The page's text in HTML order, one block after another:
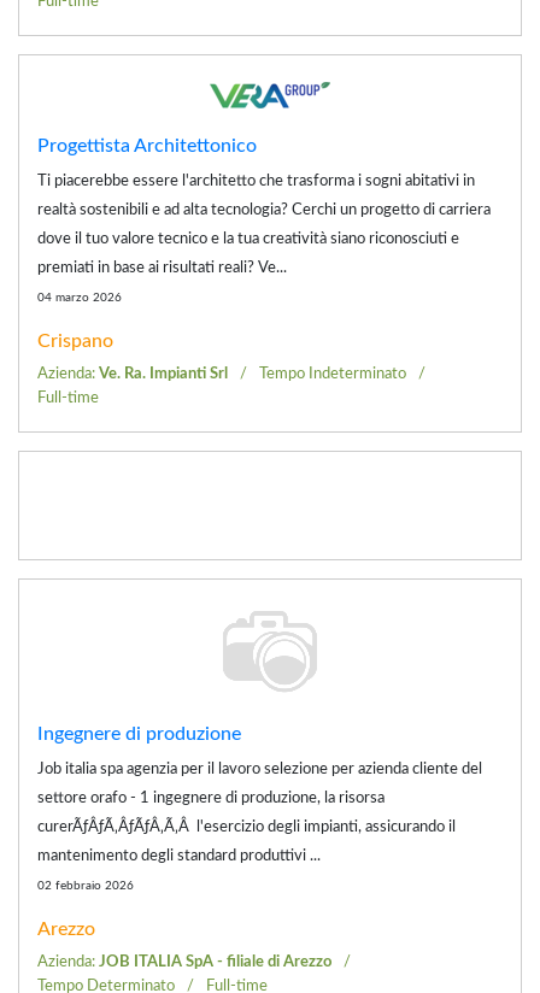
Progettista Architettonico
Ti piacerebbe essere l'architetto che trasforma i sogni abitativi in
realtà sostenibili e ad alta tecnologia? Cerchi un progetto di carriera
dove il tuo valore tecnico e la tua creatività siano riconosciuti e
premiati in base ai risultati reali? Ve...
04 marzo 2026
Crispano
Azienda: Ve. Ra. Impianti Srl
Tempo Indeterminato
Full-time
Ingegnere di produzione
Job italia spa agenzia per il lavoro selezione per azienda cliente del
settore orafo - 1 ingegnere di produzione, la risorsa
curerÃƒÂƒÃ‚ÂƒÃƒÂ‚Ã‚Â l'esercizio degli impianti, assicurando il
mantenimento degli standard produttivi ...
02 febbraio 2026
Arezzo
Azienda: JOB ITALIA SpA - filiale di Arezzo
Tempo Determinato
Full-time